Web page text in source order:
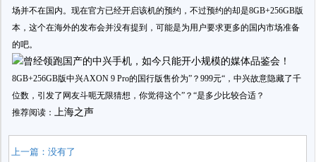
场并不在国内。现在官方已经开启该机的预约，不过预约的却是8GB+256GB版
本，这个在海外的发布会并没有提到，可能是为用户要求更多的国内市场准备
的吧。
8GB+256GB版中兴AXON 9 Pro的国行版售价为”？999元“，中兴故意隐藏了千
位数，引发了网友斗呃无限猜想，你觉得这个”？“是多少比较合适？
推荐阅读： 上海之声
上一篇：没有了